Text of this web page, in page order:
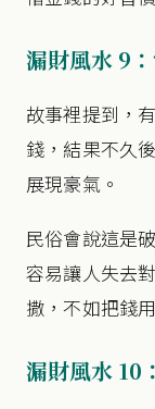
漏財風水 9
故事裡提到，
錢，結果不久
展現豪氣。
民俗會說這是
容易讓人失去
撒，不如把錢
漏財風水 10